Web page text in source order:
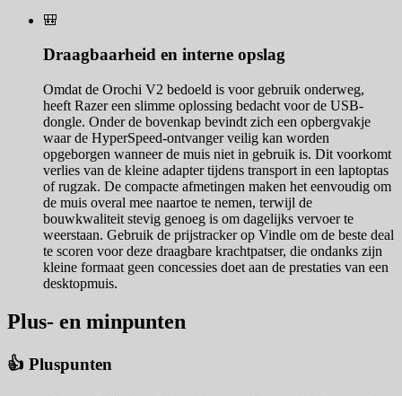
🎒
Draagbaarheid en interne opslag
Omdat de Orochi V2 bedoeld is voor gebruik onderweg,
heeft Razer een slimme oplossing bedacht voor de USB-
dongle. Onder de bovenkap bevindt zich een opbergvakje
waar de HyperSpeed-ontvanger veilig kan worden
opgeborgen wanneer de muis niet in gebruik is. Dit voorkomt
verlies van de kleine adapter tijdens transport in een laptoptas
of rugzak. De compacte afmetingen maken het eenvoudig om
de muis overal mee naartoe te nemen, terwijl de
bouwkwaliteit stevig genoeg is om dagelijks vervoer te
weerstaan. Gebruik de prijstracker op Vindle om de beste deal
te scoren voor deze draagbare krachtpatser, die ondanks zijn
kleine formaat geen concessies doet aan de prestaties van een
desktopmuis.
Plus- en minpunten
👍 Pluspunten